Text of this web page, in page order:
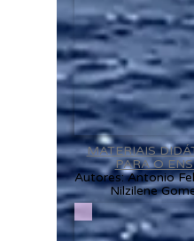
MATERIAIS
PARA O
Autores: Antonio
Nilzilene